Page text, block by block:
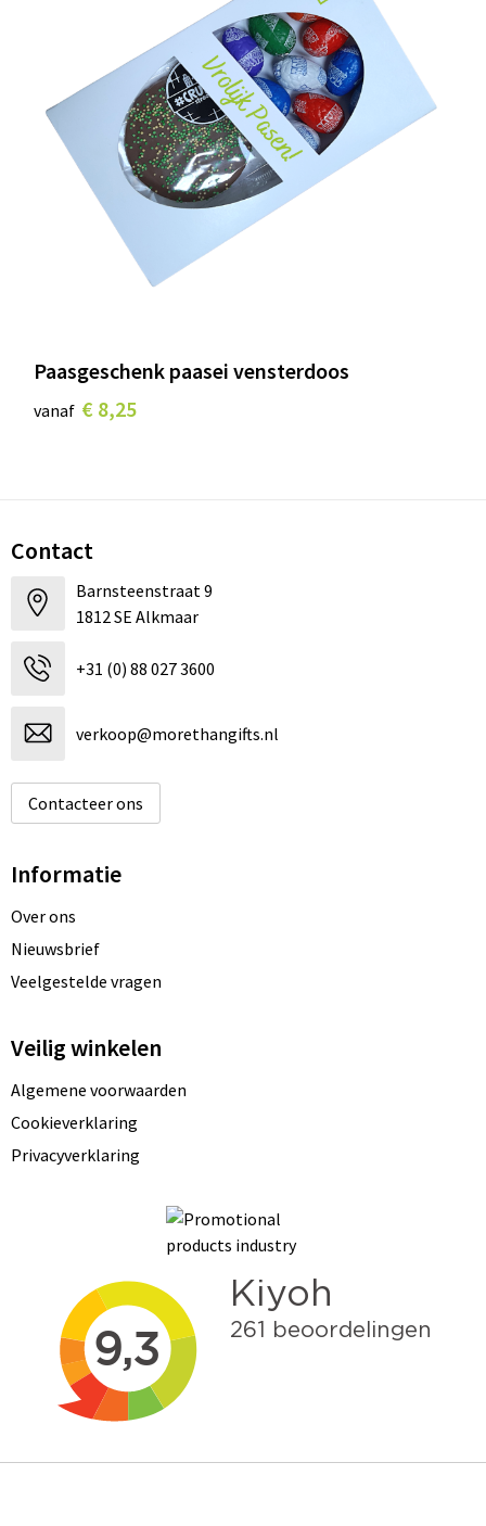
Paasgeschenk paasei vensterdoos
vanaf € 8,25
Contact
Barnsteenstraat 9
1812 SE Alkmaar
+31 (0) 88 027 3600
verkoop@morethangifts.nl
Contacteer ons
Informatie
Over ons
Nieuwsbrief
Veelgestelde vragen
Veilig winkelen
Algemene voorwaarden
Cookieverklaring
Privacyverklaring